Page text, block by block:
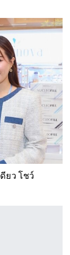
ยว โชว์